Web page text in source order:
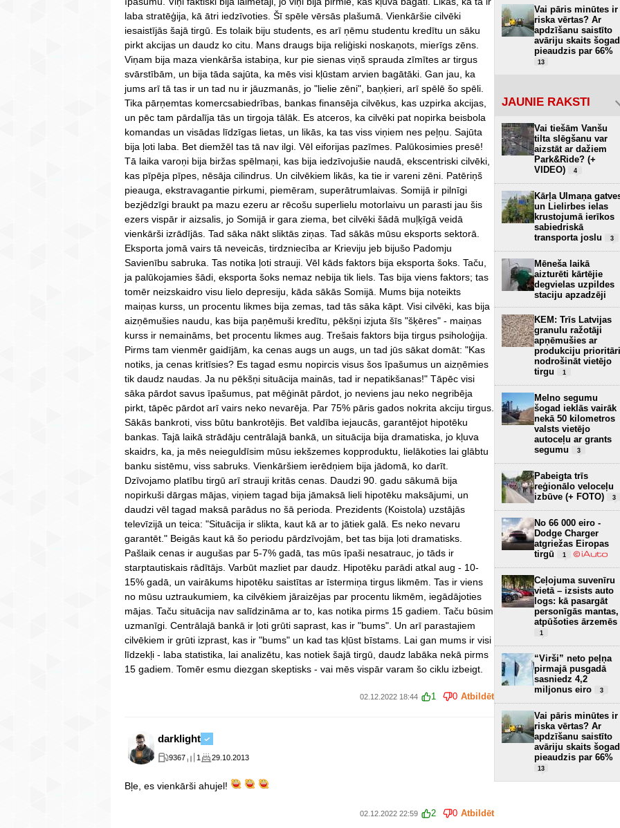
laba stratēģija, kā ātri iedzīvoties. Šī spēle vērsās plašumā. Vienkāršie cilvēki
iesaistījās šajā tirgū. Es tolaik biju students, es arī ņēmu studentu kredītu un sāku
pirkt akcijas un daudz ko citu. Mans draugs bija reliģiski noskaņots, mierīgs zēns.
Viņam bija maza vienkārša istabiņa, kur pie sienas viņš sprauda zīmītes ar tirgus
svārstībām, un bija tāda sajūta, ka mēs visi kļūstam arvien bagātāki. Gan jau, ka
jums arī tā tas ir un tad nu ir jāuzmanās, jo "lielie zēni", baņķieri, arī spēlē šo spēli.
Tika pārņemtas komercsabiedrības, bankas finansēja cilvēkus, kas uzpirka akcijas,
un pēc tam pārdalīja tās un tirgoja tālāk. Es atceros, ka cilvēki pat nopirka beisbola
komandas un visādas līdzīgas lietas, un likās, ka tas viss viņiem nes peļņu. Sajūta
bija ļoti laba. Bet diemžēl tas tā nav ilgi. Vēl eiforijas pazīmes. Palūkosimies presē!
Tā laika varoņi bija biržas spēlmaņi, kas bija iedzīvojušie naudā, ekscentriski cilvēki,
kas pīpēja pīpes, nēsāja cilindrus. Un cilvēkiem likās, ka tie ir vareni zēni. Patēriņš
pieauga, ekstravagantie pirkumi, piemēram, superātrumlaivas. Somijā ir pilnīgi
bezjēdzīgi braukt pa mazu ezeru ar rēcošu superlielu motorlaivu un parasti jau šis
ezers vispār ir aizsalis, jo Somijā ir gara ziema, bet cilvēki šādā muļķīgā veidā
vienkārši izrādījās. Tad sāka nākt sliktās ziņas. Tad sākās mūsu eksports sektorā.
Eksporta jomā vairs tā neveicās, tirdzniecība ar Krieviju jeb bijušo Padomju
Savienību sabruka. Tas notika ļoti strauji. Vēl kāds faktors bija eksporta šoks. Taču,
ja palūkojamies šādi, eksporta šoks nemaz nebija tik liels. Tas bija viens faktors; tas
tomēr neizskaidro visu lielo depresiju, kāda sākās Somijā. Mums bija noteikts
maiņas kurss, un procentu likmes bija zemas, tad tās sāka kāpt. Visi cilvēki, kas bija
aizņēmušies naudu, kas bija paņēmuši kredītu, pēkšņi izjuta šīs "šķēres" - maiņas
kurss ir nemaināms, bet procentu likmes aug. Trešais faktors bija tirgus psiholoģija.
Pirms tam vienmēr gaidījām, ka cenas augs un augs, un tad jūs sākat domāt: "Kas
notiks, ja cenas kritīsies? Es tagad esmu nopircis visus šos īpašumus un aizņēmies
tik daudz naudas. Ja nu pēkšņi situācija mainās, tad ir nepatikšanas!" Tāpēc visi
sāka pārdot savus īpašumus, pat mēģināt pārdot, jo neviens jau neko negribēja
pirkt, tāpēc pārdot arī vairs neko nevarēja. Par 75% pāris gados nokrita akciju tirgus.
Sākās bankroti, viss būtu bankrotējis. Bet valdība iejaucās, garantējot hipotēku
bankas. Tajā laikā strādāju centrālajā bankā, un situācija bija dramatiska, jo kļuva
skaidrs, ka, ja mēs neieguldīsim mūsu iekšzemes kopproduktu, lielākoties lai glābtu
banku sistēmu, viss sabruks. Vienkāršiem ierēdņiem bija jādomā, ko darīt.
Dzīvojamo platību tirgū arī strauji kritās cenas. Daudzi 90. gadu sākumā bija
nopirkuši dārgas mājas, viņiem tagad bija jāmaksā lieli hipotēku maksājumi, un
daudzi vēl tagad maksā parādus no šā perioda. Prezidents (Koistola) uzstājās
televīzijā un teica: "Situācija ir slikta, kaut kā ar to jātiek galā. Es neko nevaru
garantēt." Beigās kaut kā šo periodu pārdzīvojām, bet tas bija ļoti dramatisks.
Pašlaik cenas ir augušas par 5-7% gadā, tas mūs īpaši nesatrauc, jo tāds ir
starptautiskais rādītājs. Varbūt mazliet par daudz. Hipotēku parādi atkal aug - 10-
15% gadā, un vairākums hipotēku saistītas ar īstermiņa tirgus likmēm. Tas ir viens
no mūsu uztraukumiem, ka cilvēkiem jāraizējas par procentu likmēm, iegādājoties
mājas. Taču situācija nav salīdzināma ar to, kas notika pirms 15 gadiem. Taču būsim
uzmanīgi. Centrālajā bankā ir ļoti grūti saprast, kas ir "bums". Un arī parastajiem
cilvēkiem ir grūti izprast, kas ir "bums" un kad tas kļūst bīstams. Lai gan mums ir visi
līdzekļi - laba statistika, lai analizētu, kas notiek šajā tirgū, daudz labāka nekā pirms
15 gadiem. Tomēr esmu diezgan skeptisks - vai mēs vispār varam šo ciklu izbeigt.
02.12.2022 18:44 1 0 Atbildēt
darklight
9367 1 29.10.2013
Bļe, es vienkārši ahujel!
02.12.2022 22:59 2 0 Atbildēt
Vai pāris minūtes ir
riska vērtas? Ar
apdzīšanu saistīto
avāriju skaits šogad
pieaudzis par 66%
13
JAUNIE RAKSTI
Vai tiešām Vanšu
tilta slēgšanu var
aizstāt ar dažiem
Park&Ride? (+
VIDEO)
4
Kārļa Ulmaņa
un Lielirbes ielas
krustojumā ierīkos
sabiedriskā
transporta joslu
3
Mēneša laikā
aizturēti kārtējie
degvielas uzpildes
staciju apzadzēji
KEM: Trīs Latvijas
granulu ražotāji
apņēmušies ar
produkciju prioritāri
nodrošināt vietējo
tirgu
1
Melno segumu
šogad ieklās vairāk
nekā 50 kilometros
valsts vietējo
autoceļu ar grants
segumu
3
Pabeigta trīs
reģionālo veloceļu
izbūve (+ FOTO)
3
No 66 000 eiro -
Dodge Charger
atgriežas Eiropas
tirgū
1
Ceļojuma suvenīru
vietā – izsists auto
logs: kā pasargāt
personīgās mantas,
atpūšoties ārzemēs
1
“Virši” neto peļņa
pirmajā pusgadā
sasniedz 4,2
miljonus eiro
3
Vai pāris minūtes ir
riska vērtas? Ar
apdzīšanu saistīto
avāriju skaits šogad
pieaudzis par 66%
13